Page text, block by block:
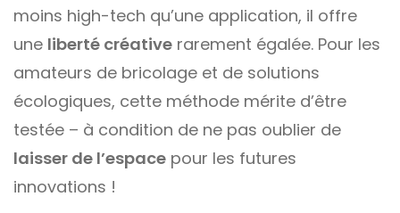
moins high-tech qu’une application, il offre
une liberté créative rarement égalée. Pour les
amateurs de bricolage et de solutions
écologiques, cette méthode mérite d’être
testée – à condition de ne pas oublier de
laisser de l’espace pour les futures
innovations !